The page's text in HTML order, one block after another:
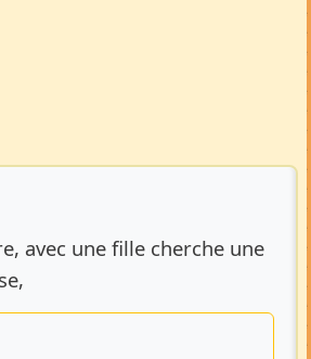
l’annonce
avec une fille cherche une